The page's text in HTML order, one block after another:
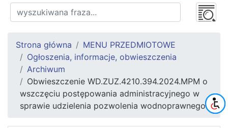
Strona główna
MENU PRZEDMIOTOWE
Ogłoszenia, informacje, obwieszczenia
Archiwum
Obwieszczenie WD.ZUZ.4210.394.2024.MPM o
wszczęciu postępowania administracyjnego w
sprawie udzielenia pozwolenia wodnoprawnego